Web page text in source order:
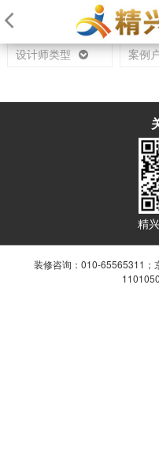
当前位置： 首页 设计师
设计师类型 案例
精
装修咨询：010-65565311；